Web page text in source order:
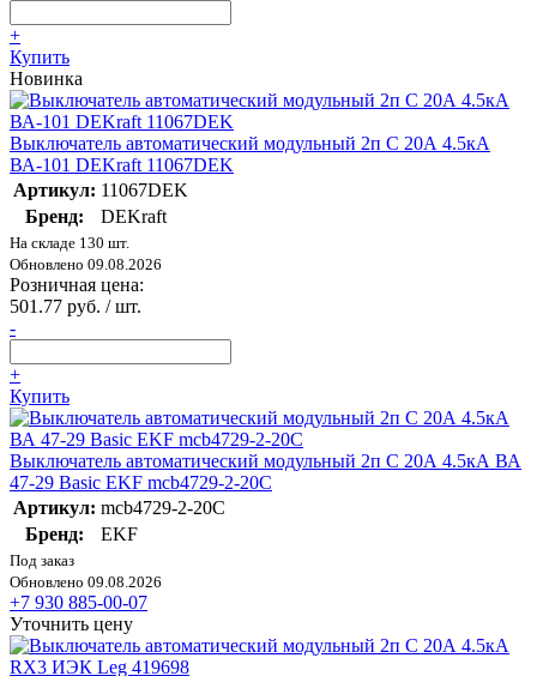
+
Купить
Новинка
Выключатель автоматический модульный 2п C 20А 4.5кА
ВА-101 DEKraft 11067DEK
Артикул: 11067DEK
Бренд:
DEKraft
На складе 130 шт.
Обновлено 09.08.2026
Розничная цена:
501.77 руб. / шт.
-
+
Купить
Выключатель автоматический модульный 2п C 20А 4.5кА ВА
47-29 Basic EKF mcb4729-2-20C
Артикул: mcb4729-2-20C
Бренд:
EKF
Под заказ
Обновлено 09.08.2026
+7 930 885-00-07
Уточнить цену